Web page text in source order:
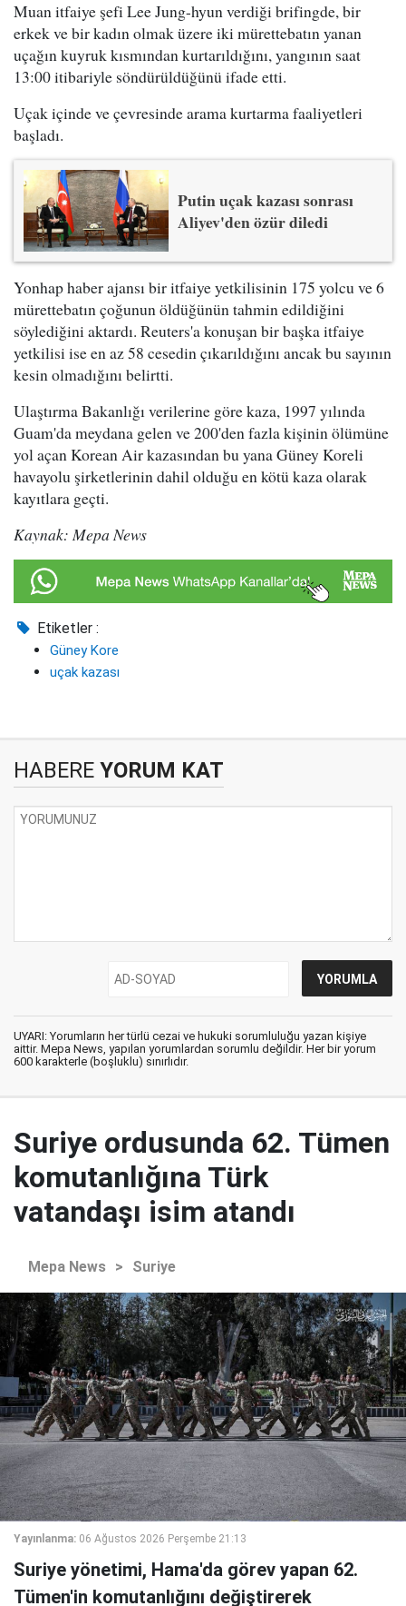
Muan itfaiye şefi Lee Jung-hyun verdiği brifingde, bir
erkek ve bir kadın olmak üzere iki mürettebatın yanan
uçağın kuyruk kısmından kurtarıldığını, yangının saat
13:00 itibariyle söndürüldüğünü ifade etti.
Uçak içinde ve çevresinde arama kurtarma faaliyetleri
başladı.
Putin uçak kazası sonrası
Aliyev'den özür diledi
Yonhap haber ajansı bir itfaiye yetkilisinin 175 yolcu ve 6
mürettebatın çoğunun öldüğünün tahmin edildiğini
söylediğini aktardı. Reuters'a konuşan bir başka itfaiye
yetkilisi ise en az 58 cesedin çıkarıldığını ancak bu sayının
kesin olmadığını belirtti.
Ulaştırma Bakanlığı verilerine göre kaza, 1997 yılında
Guam'da meydana gelen ve 200'den fazla kişinin ölümüne
yol açan Korean Air kazasından bu yana Güney Koreli
havayolu şirketlerinin dahil olduğu en kötü kaza olarak
kayıtlara geçti.
Kaynak: Mepa News
Etiketler :
Güney Kore
uçak kazası
HABERE YORUM KAT
UYARI: Yorumların her türlü cezai ve hukuki sorumluluğu yazan kişiye
aittir. Mepa News, yapılan yorumlardan sorumlu değildir. Her bir yorum
600 karakterle (boşluklu) sınırlıdır.
Suriye ordusunda 62. Tümen
komutanlığına Türk
vatandaşı isim atandı
Mepa News > Suriye
Yayınlanma: 06 Ağustos 2026 Perşembe 21:13
Suriye yönetimi, Hama'da görev yapan 62.
Tümen'in komutanlığını değiştirerek